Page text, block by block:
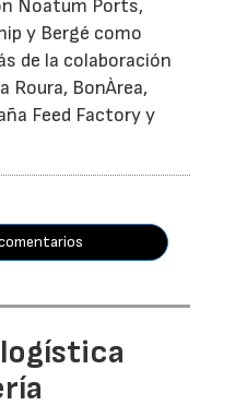
Noatum Ports,
y Bergé como
de la colaboración
Roura, BonÀrea,
Feed Factory y